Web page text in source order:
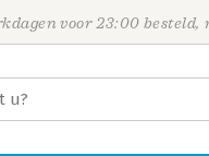
voor 23:00 besteld,